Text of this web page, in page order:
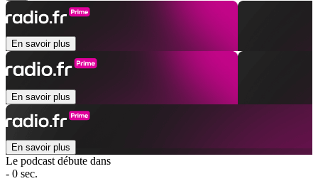
En savoir plus
En savoir plus
En savoir plus
Le podcast débute dans
- 0 sec.